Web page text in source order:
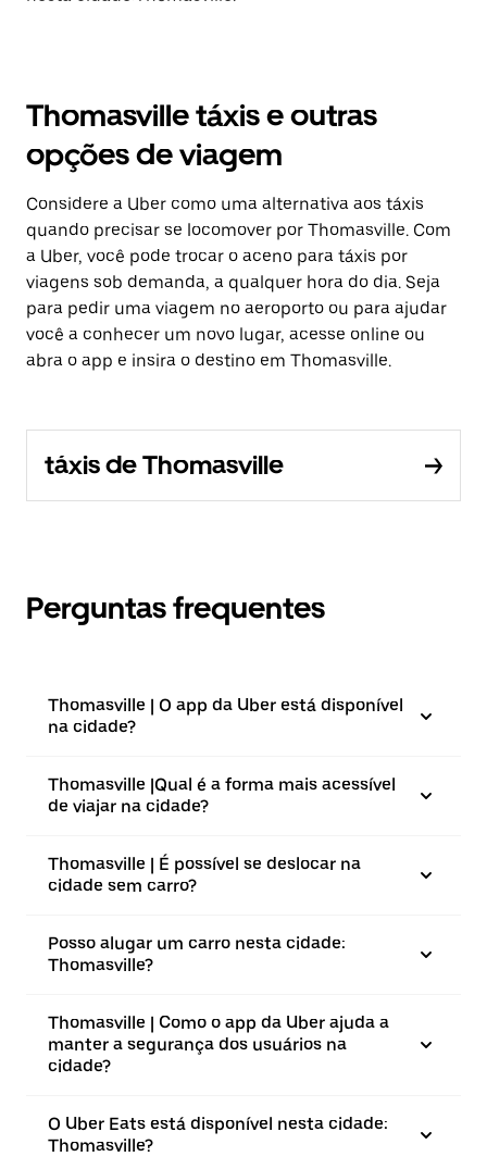
Thomasville táxis e outras
opções de viagem
Considere a Uber como uma alternativa aos táxis
quando precisar se locomover por Thomasville. Com
a Uber, você pode trocar o aceno para táxis por
viagens sob demanda, a qualquer hora do dia. Seja
para pedir uma viagem no aeroporto ou para ajudar
você a conhecer um novo lugar, acesse online ou
abra o app e insira o destino em Thomasville.
táxis de Thomasville
Perguntas frequentes
Thomasville | O app da Uber está disponível
na cidade?
Thomasville |⁠Qual é a forma mais acessível
de viajar na cidade?
Thomasville | É possível se deslocar na
cidade sem carro?
Posso alugar um carro nesta cidade:
Thomasville?
Thomasville | Como o app da Uber ajuda a
manter a segurança dos usuários na
cidade?
O Uber Eats está disponível nesta cidade:
Thomasville?